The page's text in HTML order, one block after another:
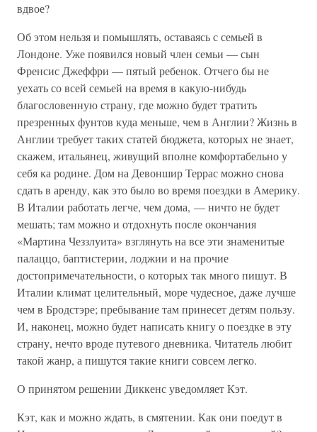
вдвое?
Об этом нельзя и помышлять, оставаясь с семьей в
Лондоне. Уже появился новый член семьи — сын
Френсис Джеффри — пятый ребенок. Отчего бы не
уехать со всей семьей на время в какую-нибудь
благословенную страну, где можно будет тратить
презренных фунтов куда меньше, чем в Англии? Жизнь в
Англии требует таких статей бюджета, которых не знает,
скажем, итальянец, живущий вполне комфортабельно у
себя ка родине. Дом на Девоншир Террас можно снова
сдать в аренду, как это было во время поездки в Америку.
В Италии работать легче, чем дома, — ничто не будет
мешать; там можно и отдохнуть после окончания
«Мартина Чеззлуита» взглянуть на все эти знаменитые
палаццо, баптистерии, лоджии и на прочие
достопримечательности, о которых так много пишут. В
Италии климат целительный, море чудесное, даже лучше
чем в Бродстэре; пребывание там принесет детям пользу.
И, наконец, можно будет написать книгу о поездке в эту
страну, нечто вроде путевого дневника. Читатель любит
такой жанр, а пишутся такие книги совсем легко.
О принятом решении Диккенс уведомляет Кэт.
Кэт, как и можно ждать, в смятении. Как они поедут в